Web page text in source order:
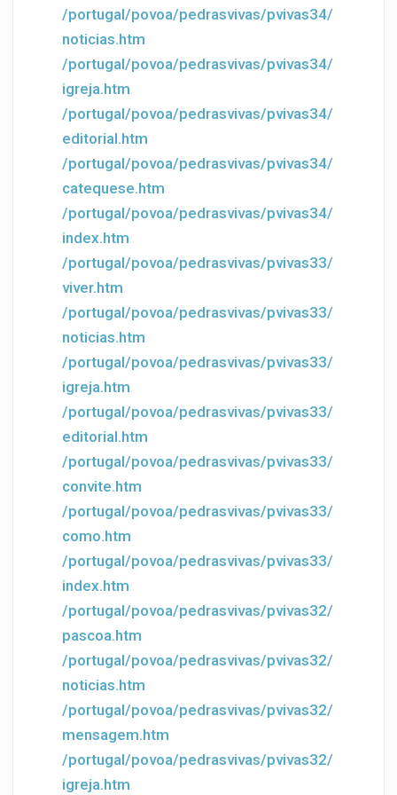
/portugal/povoa/pedrasvivas/pvivas34/
noticias.htm
/portugal/povoa/pedrasvivas/pvivas34/
igreja.htm
/portugal/povoa/pedrasvivas/pvivas34/
editorial.htm
/portugal/povoa/pedrasvivas/pvivas34/
catequese.htm
/portugal/povoa/pedrasvivas/pvivas34/
index.htm
/portugal/povoa/pedrasvivas/pvivas33/
viver.htm
/portugal/povoa/pedrasvivas/pvivas33/
noticias.htm
/portugal/povoa/pedrasvivas/pvivas33/
igreja.htm
/portugal/povoa/pedrasvivas/pvivas33/
editorial.htm
/portugal/povoa/pedrasvivas/pvivas33/
convite.htm
/portugal/povoa/pedrasvivas/pvivas33/
como.htm
/portugal/povoa/pedrasvivas/pvivas33/
index.htm
/portugal/povoa/pedrasvivas/pvivas32/
pascoa.htm
/portugal/povoa/pedrasvivas/pvivas32/
noticias.htm
/portugal/povoa/pedrasvivas/pvivas32/
mensagem.htm
/portugal/povoa/pedrasvivas/pvivas32/
igreja.htm